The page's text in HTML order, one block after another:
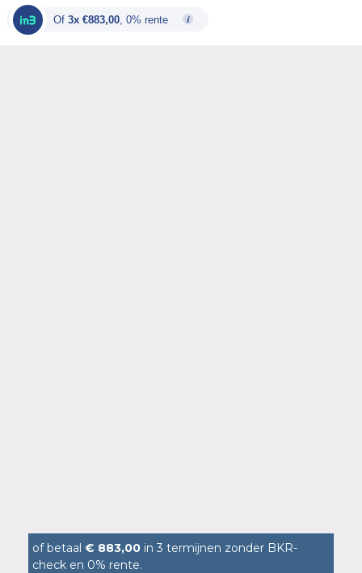
Of 3x €883,00, 0% rente
of betaal € 883,00 in 3 termijnen zonder BKR-
check en 0% rente.